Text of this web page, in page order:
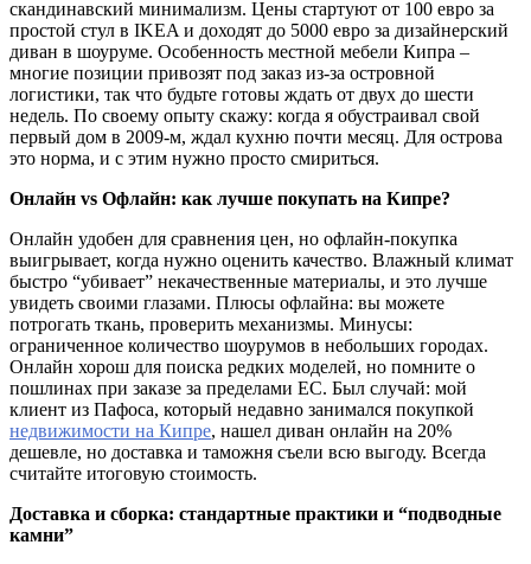
скандинавский минимализм. Цены стартуют от 100 евро за
простой стул в IKEA и доходят до 5000 евро за дизайнерский
диван в шоуруме. Особенность местной мебели Кипра –
многие позиции привозят под заказ из-за островной
логистики, так что будьте готовы ждать от двух до шести
недель. По своему опыту скажу: когда я обустраивал свой
первый дом в 2009-м, ждал кухню почти месяц. Для острова
это норма, и с этим нужно просто смириться.
Онлайн vs Офлайн: как лучше покупать на Кипре?
Онлайн удобен для сравнения цен, но офлайн-покупка
выигрывает, когда нужно оценить качество. Влажный климат
быстро “убивает” некачественные материалы, и это лучше
увидеть своими глазами. Плюсы офлайна: вы можете
потрогать ткань, проверить механизмы. Минусы:
ограниченное количество шоурумов в небольших городах.
Онлайн хорош для поиска редких моделей, но помните о
пошлинах при заказе за пределами ЕС. Был случай: мой
клиент из Пафоса, который недавно занимался покупкой
недвижимости на Кипре, нашел диван онлайн на 20%
дешевле, но доставка и таможня съели всю выгоду. Всегда
считайте итоговую стоимость.
Доставка и сборка: стандартные практики и “подводные
камни”